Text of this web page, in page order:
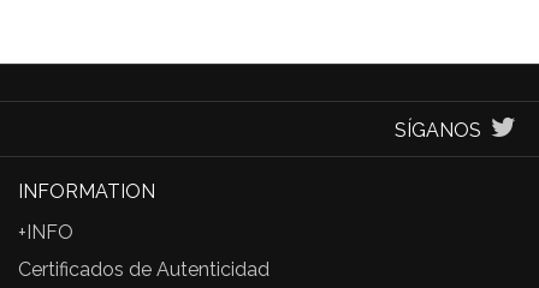
SÍGANOS
INFORMATION
+INFO
Certificados de Autenticidad